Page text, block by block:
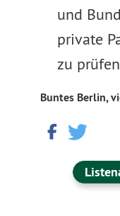
und
private
zu
Buntes Berlin,